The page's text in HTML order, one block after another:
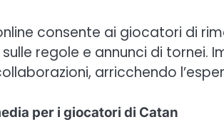
consente ai giocatori di
regole e annunci di tornei.
arricchendo
per i giocatori di Catan